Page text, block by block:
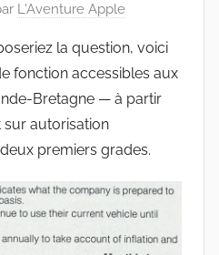
L'Aventure Apple
la question, voici
fonction accessibles aux
Bretagne — à partir
sur autorisation
premiers grades.